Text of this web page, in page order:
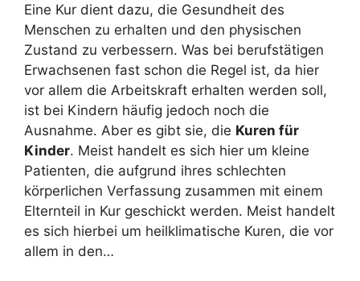
Eine Kur dient dazu, die Gesundheit des
Menschen zu erhalten und den physischen
Zustand zu verbessern. Was bei berufstätigen
Erwachsenen fast schon die Regel ist, da hier
vor allem die Arbeitskraft erhalten werden soll,
ist bei Kindern häufig jedoch noch die
Ausnahme. Aber es gibt sie, die Kuren für
Kinder. Meist handelt es sich hier um kleine
Patienten, die aufgrund ihres schlechten
körperlichen Verfassung zusammen mit einem
Elternteil in Kur geschickt werden. Meist handelt
es sich hierbei um heilklimatische Kuren, die vor
allem in den…